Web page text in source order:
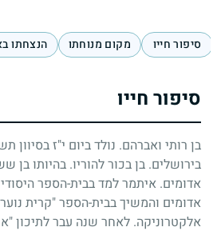
סיפור חייו מקום מנוחתו הנצחתו
סיפור חייו
בן רותי ואברהם. נולד ביום י"ז בסיוון
בירושלים. בן בכור להוריו. בהיותו
אדומים. איתמר למד בבית-הספר
אדומים והמשיך בבית-הספר "קרית
אלקטרוניקה. לאחר שנה עבר לתיכון